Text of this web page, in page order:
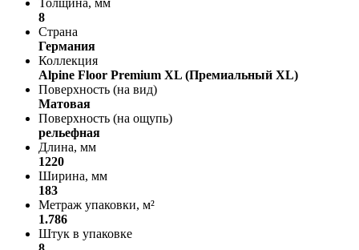
8
Страна
Германия
Коллекция
Alpine Floor Premium XL (Премиальный XL)
Поверхность (на вид)
Матовая
Поверхность (на ощупь)
рельефная
Длина, мм
1220
Ширина, мм
183
Метраж упаковки, м²
1.786
Штук в упаковке